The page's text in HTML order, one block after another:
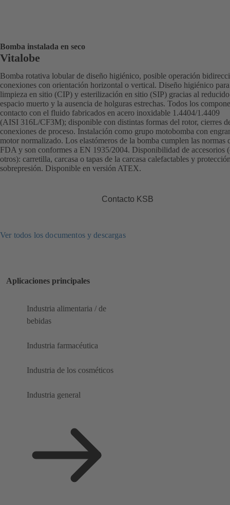
Bomba instalada en seco
Vitalobe
Bomba rotativa lobular de diseño higiénico, posible operación
conexiones con orientación horizontal o vertical. Diseño higiénico para
limpieza en sitio (CIP) y esterilización en sitio (SIP) gracias al reducido
espacio muerto y la ausencia de holguras estrechas. Todos los
contacto con el fluido fabricados en acero inoxidable 1.4404/1.4409
(AISI 316L/CF3M); disponible con distintas formas del rotor, cierres
conexiones de proceso. Instalación como grupo motobomba con
motor normalizado. Los elastómeros de la bomba cumplen las normas
FDA y son conformes a EN 1935/2004. Disponibilidad de accesorios
otros): carretilla, carcasa o tapas de la carcasa calefactables y
sobrepresión. Disponible en versión ATEX.
Contacto KSB
Ver todos los documentos y descargas
Aplicaciones principales
Industria alimentaria / de
bebidas
Industria farmacéutica
Industria de los cosméticos
Industria general